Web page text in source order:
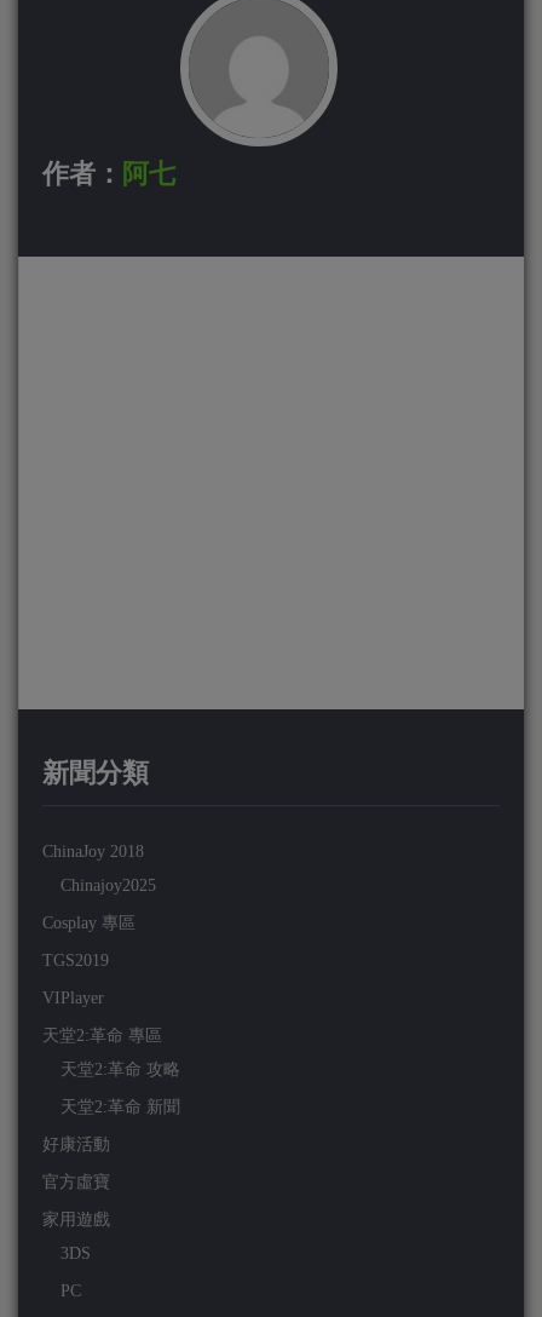
作者： 阿七
新聞分類
ChinaJoy 2018
Chinajoy2025
Cosplay 專區
TGS2019
VIPlayer
天堂2:革命 專區
天堂2:革命 攻略
天堂2:革命 新聞
好康活動
官方虛寶
家用遊戲
3DS
PC